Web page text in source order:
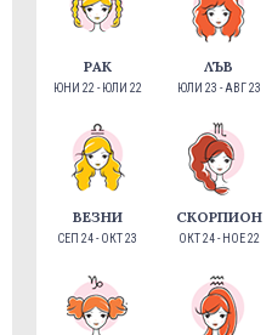
РАК
ЮНИ 22 - ЮЛИ 22
ЛЪВ
ЮЛИ 23 - АВГ 23
ВЕЗНИ
СЕП 24 - ОКТ 23
СКОРПИОН
ОКТ 24 - НОЕ 22